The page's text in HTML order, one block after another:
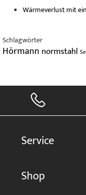
Wärmeverlust mit
Schlagwörter
Hörmann normstahl
Service
Shop